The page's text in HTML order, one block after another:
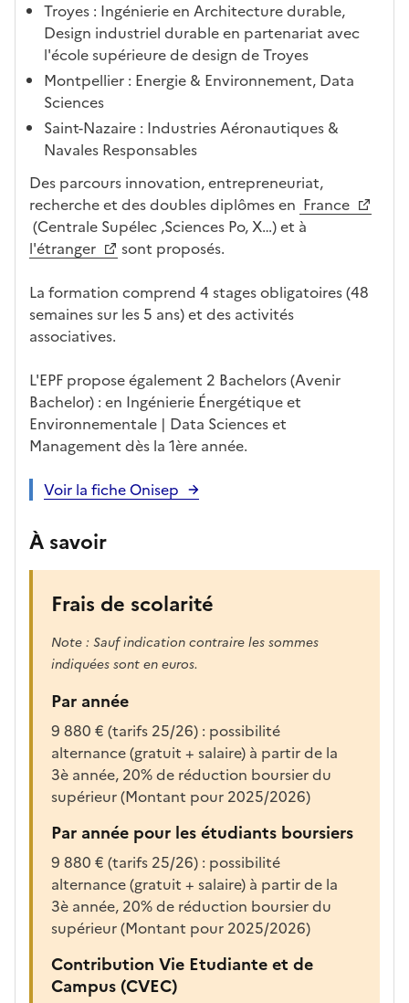
i
-
a
p
è
l
a
p
e
s
a
r
e
u
f
i
c
h
e
l
a
f
i
c
Troyes : Ingénierie en Architecture durable,
Design industriel durable en partenariat avec
l'école supérieure de design de Troyes
Montpellier : Energie & Environnement, Data
Sciences
Saint-Nazaire : Industries Aéronautiques &
Navales Responsables
Des parcours innovation, entrepreneuriat,
recherche et des doubles diplômes en France
(Centrale Supélec ,Sciences Po, X…) et à
l'étranger
sont proposés.
La formation comprend 4 stages obligatoires (48
semaines sur les 5 ans) et des activités
associatives.
L'EPF propose également 2 Bachelors (Avenir
Bachelor) : en Ingénierie Énergétique et
Environnementale | Data Sciences et
Management dès la 1ère année.
Voir la fiche Onisep
À savoir
Frais de scolarité
Note : Sauf indication contraire les sommes
indiquées sont en euros.
Par année
9 880 € (tarifs 25/26) : possibilité
alternance (gratuit + salaire) à partir de la
3è année, 20% de réduction boursier du
supérieur (Montant pour 2025/2026)
Par année pour les étudiants boursiers
9 880 € (tarifs 25/26) : possibilité
alternance (gratuit + salaire) à partir de la
3è année, 20% de réduction boursier du
supérieur (Montant pour 2025/2026)
Contribution Vie Etudiante et de
Campus (CVEC)